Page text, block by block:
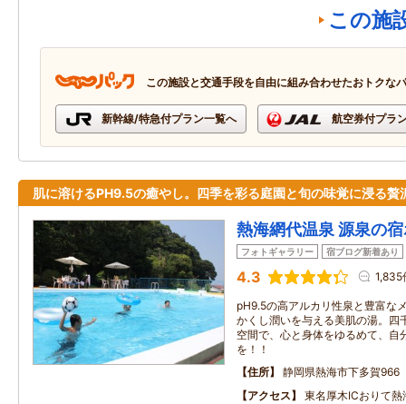
この施
この施設と交通手段を自由に組み合わせたおトクな
新幹線/特急付プラン一覧へ 航空券付プラ
肌に溶けるPH9.5の癒やし。四季を彩る庭園と旬の味覚に浸る贅
熱海網代温泉 源泉の
フォトギャラリー 宿ブログ新着あり
4.3 1,835
pH9.5の高アルカリ性泉と豊富な
かくし潤いを与える美肌の湯。四
空間で、心と身体をゆるめて、自
を！！
住所
静岡県熱海市下多賀966
アクセス
東名厚木ICおりて